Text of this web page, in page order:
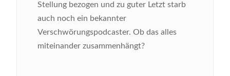
Stellung bezogen und zu guter Letzt starb
auch noch ein bekannter
Verschwörungspodcaster. Ob das alles
miteinander zusammenhängt?